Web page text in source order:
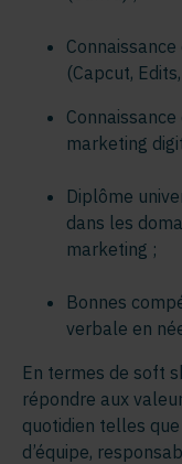
(Capcut,
marketing
Diplôme
dans les
marketing ;
Bonnes
verbale en
En termes de soft
répondre aux
quotidien telles
d’équipe,